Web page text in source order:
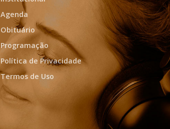
Agenda
Obituário
Programação
Política de Privacidade
Termos de Uso